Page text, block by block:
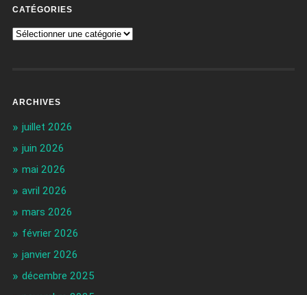
CATÉGORIES
ARCHIVES
juillet 2026
juin 2026
mai 2026
avril 2026
mars 2026
février 2026
janvier 2026
décembre 2025